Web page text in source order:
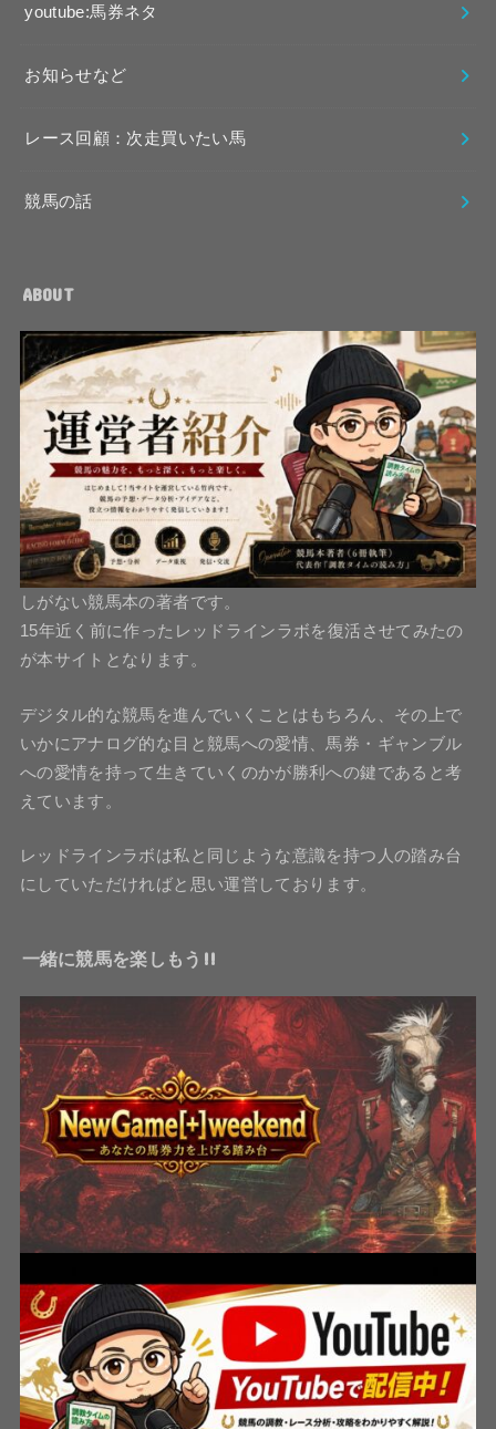
youtube:馬券ネタ
お知らせなど
レース回顧：次走買いたい馬
競馬の話
ABOUT
しがない競馬本の著者です。
15年近く前に作ったレッドラインラボを復活させてみたの
が本サイトとなります。
デジタル的な競馬を進んでいくことはもちろん、その上で
いかにアナログ的な目と競馬への愛情、馬券・ギャンブル
への愛情を持って生きていくのかが勝利への鍵であると考
えています。
レッドラインラボは私と同じような意識を持つ人の踏み台
にしていただければと思い運営しております。
一緒に競馬を楽しもう!!